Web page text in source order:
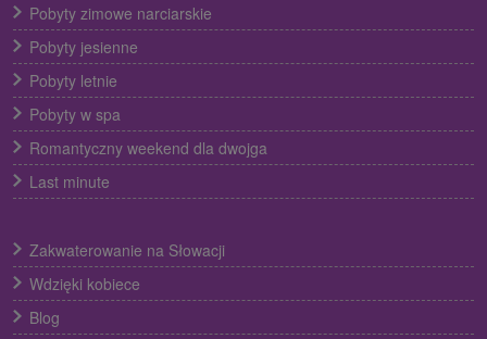
Pobyty zimowe narciarskie
Pobyty jesienne
Pobyty letnie
Pobyty w spa
Romantyczny weekend dla dwojga
Last minute
Zakwaterowanie na Słowacji
Wdzięki kobiece
Blog